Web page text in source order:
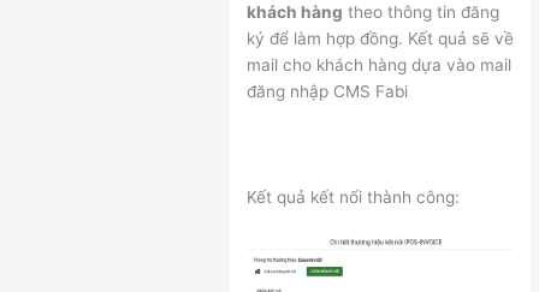
khách hàng theo thông tin đăng
ký để làm hợp đồng. Kết quả sẽ về
mail cho khách hàng dựa vào mail
đăng nhập CMS Fabi
Kết quả kết nối thành công: